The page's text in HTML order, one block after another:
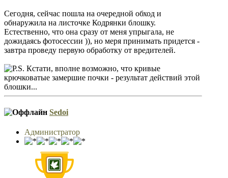
Сегодня, сейчас пошла на очередной обход и
обнаружила на листочке Кодрянки блошку.
Естественно, что она сразу от меня упрыгала, не
дожидаясь фотосессии )), но меря принимать придется -
завтра проведу первую обработку от вредителей.
Кстати, вполне возможно, что кривые
крючковатые замершие почки - результат действий этой
блошки...
Sedoi
Администратор